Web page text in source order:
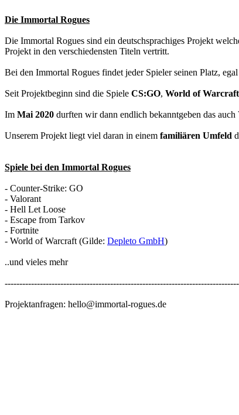
Die Immortal Rogues
Die Immortal Rogues sind ein deutschsprachiges Projekt
Projekt in den verschiedensten Titeln vertritt.
Bei den Immortal Rogues findet jeder Spieler seinen Platz,
Seit Projektbeginn sind die Spiele CS:GO, World of Warcraft
Im Mai 2020 durften wir dann endlich bekanntgeben das
Unserem Projekt liegt viel daran in einem familiären Umfeld
Spiele bei den Immortal Rogues
- Counter-Strike: GO
- Valorant
- Hell Let Loose
- Escape from Tarkov
- Fortnite
- World of Warcraft (Gilde: Depleto GmbH)
..und vieles mehr
Projektanfragen: hello@immortal-rogues.de